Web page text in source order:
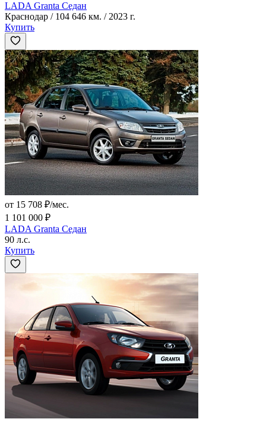
LADA Granta Седан
Краснодар / 104 646 км. / 2023 г.
Купить
от 15 708 ₽/мес.
1 101 000 ₽
LADA Granta Седан
90 л.с.
Купить